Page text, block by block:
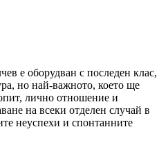
е оборудван с последен клас,
но най-важното, което ще
лично отношение и
на всеки отделен случай в
неуспехи и спонтанните